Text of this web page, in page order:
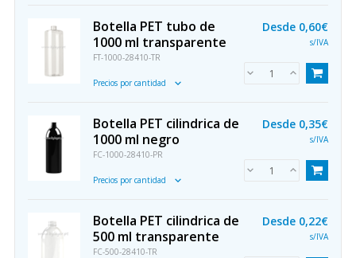
Botella PET tubo de
1000 ml transparente
FT-1000-28410-TR
Precios por cantidad
Desde 0,60€
s/IVA
Botella PET cilindrica de
1000 ml negro
FC-1000-28410-PR
Precios por cantidad
Desde 0,35€
s/IVA
Botella PET cilindrica de
500 ml transparente
FC-500-28410-TR
Desde 0,22€
s/IVA